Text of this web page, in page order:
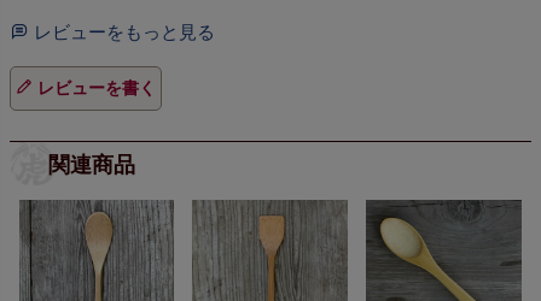
レビューをもっと見る
レビューを書く
関連商品